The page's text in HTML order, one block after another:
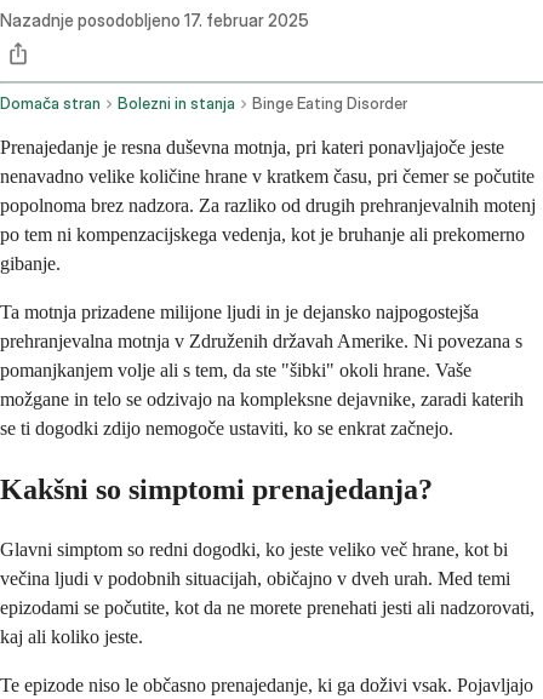
Nazadnje posodobljeno 17. februar 2025
Domača stran Bolezni in stanja Binge Eating Disorder
Prenajedanje je resna duševna motnja, pri kateri ponavljajoče jeste
nenavadno velike količine hrane v kratkem času, pri čemer se počutite
popolnoma brez nadzora. Za razliko od drugih prehranjevalnih motenj
po tem ni kompenzacijskega vedenja, kot je bruhanje ali prekomerno
gibanje.
Ta motnja prizadene milijone ljudi in je dejansko najpogostejša
prehranjevalna motnja v Združenih državah Amerike. Ni povezana s
pomanjkanjem volje ali s tem, da ste "šibki" okoli hrane. Vaše
možgane in telo se odzivajo na kompleksne dejavnike, zaradi katerih
se ti dogodki zdijo nemogoče ustaviti, ko se enkrat začnejo.
Kakšni so simptomi prenajedanja?
Glavni simptom so redni dogodki, ko jeste veliko več hrane, kot bi
večina ljudi v podobnih situacijah, običajno v dveh urah. Med temi
epizodami se počutite, kot da ne morete prenehati jesti ali nadzorovati,
kaj ali koliko jeste.
Te epizode niso le občasno prenajedanje, ki ga doživi vsak. Pojavljajo